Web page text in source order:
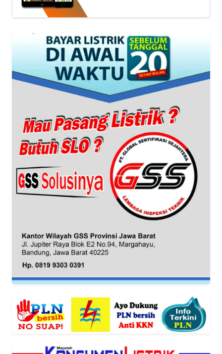
PEDOMAN
MEDIA
KARIR
Wahana
Regional
WN
SUMUT
WN
WN
WN
NTT